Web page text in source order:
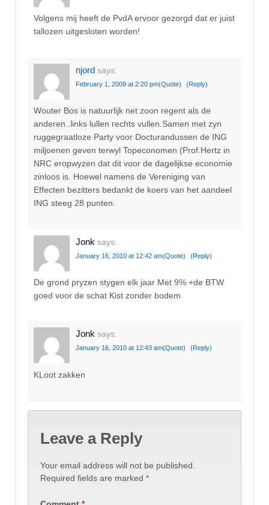
Volgens mij heeft de PvdA ervoor gezorgd dat er juist
tallozen uitgesloten worden!
njord says:
February 1, 2009 at 2:20 pm(Quote) (Reply)
Wouter Bos is natuurlijk net zoon regent als de
anderen..links lullen rechts vullen.Samen met zyn
ruggegraatloze Party voor Docturandussen de ING
miljoenen geven terwyl Topeconomen (Prof.Hertz in
NRC eropwyzen dat dit voor de dagelijkse economie
zinloos is. Hoewel namens de Vereniging van
Effecten bezitters bedankt de koers van het aandeel
ING steeg 28 punten.
Jonk says:
January 16, 2010 at 12:42 am(Quote) (Reply)
De grond pryzen stygen elk jaar Met 9% +de BTW
goed voor de schat Kist zonder bodem
Jonk says:
January 16, 2010 at 12:43 am(Quote) (Reply)
KLoot zakken
Leave a Reply
Your email address will not be published.
Required fields are marked *